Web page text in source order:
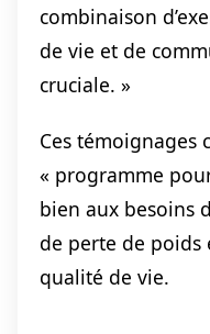
combinaison
de vie et de
cruciale. »
Ces témoignages
« programme
bien aux besoins
de perte de poids
qualité de vie.